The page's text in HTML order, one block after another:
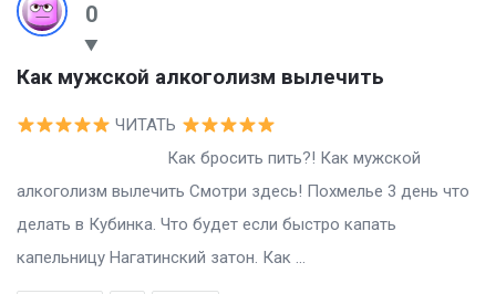
0
Как мужской алкоголизм вылечить
ЧИТАТЬ
Как бросить пить?! Как мужской
алкоголизм вылечить Смотри здесь! Похмелье 3 день что
делать в Кубинка. Что будет если быстро капать
капельницу Нагатинский затон. Как ...